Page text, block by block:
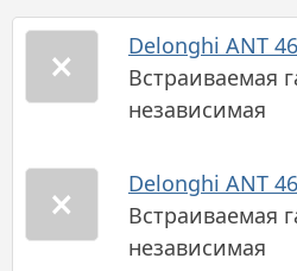
Delonghi ANT
Встраиваемая
независимая
Delonghi ANT
Встраиваемая
независимая